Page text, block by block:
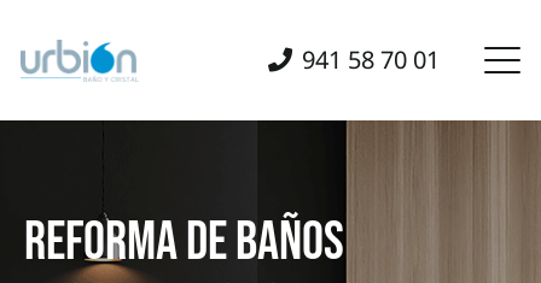
941 58 70 01
REFORMA DE BAÑOS